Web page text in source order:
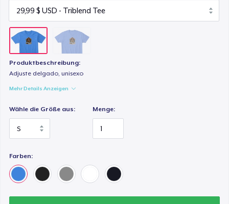
Produktbeschreibung:
Adjuste delgado, unisexo
Mehr Details Anzeigen
Wähle die Größe aus: Menge:
Farben: